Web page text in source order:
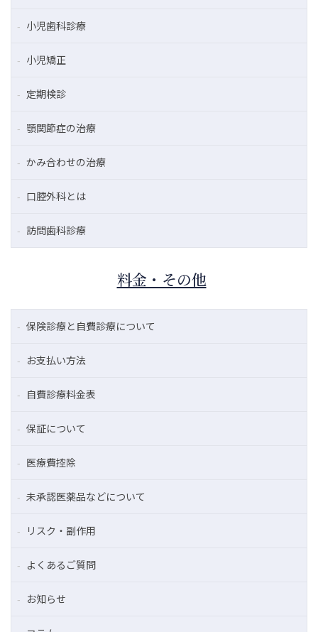
小児歯科診療
小児矯正
定期検診
顎関節症の治療
かみ合わせの治療
口腔外科とは
訪問歯科診療
料金・その他
保険診療と自費診療について
お支払い方法
自費診療料金表
保証について
医療費控除
未承認医薬品などについて
リスク・副作用
よくあるご質問
お知らせ